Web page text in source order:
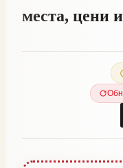
места, цени